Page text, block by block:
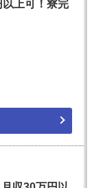
上可！寮完